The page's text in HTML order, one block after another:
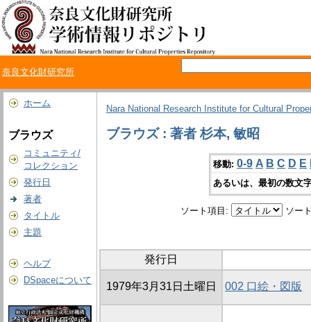
奈良文化財研究所
ホーム
ブラウズ
コミュニティ/
コレクション
発行日
著者
タイトル
主題
ヘルプ
DSpaceについて
Nara National Research Institute for Cultural
ブラウズ : 著者 杉本, 敏昭
移動: 0-9 A B C D E
あるいは、最初の数文
ソート項目: ソー
発行日
1979年3月31日土曜日 002 口絵・図版